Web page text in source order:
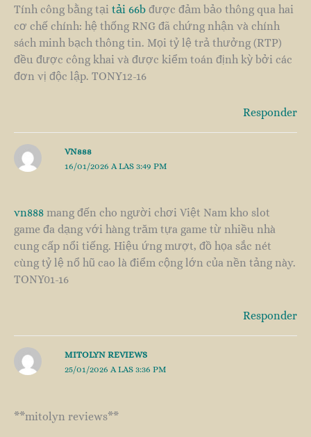
Tính công bằng tại tải 66b được đảm bảo thông qua hai
cơ chế chính: hệ thống RNG đã chứng nhận và chính
sách minh bạch thông tin. Mọi tỷ lệ trả thưởng (RTP)
đều được công khai và được kiểm toán định kỳ bởi các
đơn vị độc lập. TONY12-16
Responder
VN888
16/01/2026 A LAS 3:49 PM
vn888 mang đến cho người chơi Việt Nam kho slot
game đa dạng với hàng trăm tựa game từ nhiều nhà
cung cấp nổi tiếng. Hiệu ứng mượt, đồ họa sắc nét
cùng tỷ lệ nổ hũ cao là điểm cộng lớn của nền tảng này.
TONY01-16
Responder
MITOLYN REVIEWS
25/01/2026 A LAS 3:36 PM
**mitolyn reviews**